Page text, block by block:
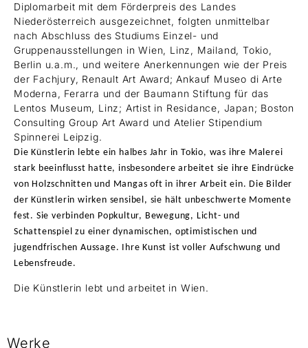
Diplomarbeit mit dem Förderpreis des Landes
Niederösterreich ausgezeichnet, folgten unmittelbar
nach Abschluss des Studiums Einzel- und
Gruppenausstellungen in Wien, Linz, Mailand, Tokio,
Berlin u.a.m., und weitere Anerkennungen wie der Preis
der Fachjury, Renault Art Award; Ankauf Museo di Arte
Moderna, Ferarra und der Baumann Stiftung für das
Lentos Museum, Linz; Artist in Residance, Japan; Boston
Consulting Group Art Award und Atelier Stipendium
Spinnerei Leipzig.
Die Künstlerin lebte ein halbes Jahr in Tokio, was ihre Malerei
stark beeinflusst hatte, insbesondere arbeitet sie ihre Eindrücke
von Holzschnitten und Mangas oft in ihrer Arbeit ein. Die Bilder
der Künstlerin wirken sensibel, sie hält unbeschwerte Momente
fest. Sie verbinden Popkultur, Bewegung, Licht- und
Schattenspiel zu einer dynamischen, optimistischen und
jugendfrischen Aussage. Ihre Kunst ist voller Aufschwung und
Lebensfreude.
Die Künstlerin lebt und arbeitet in Wien.
Werke